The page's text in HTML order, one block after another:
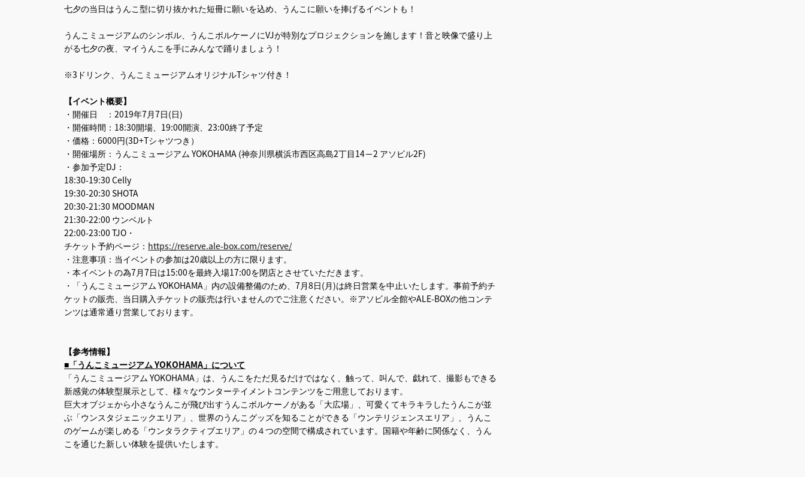
七夕の当日はうんこ型に切り抜かれた短冊に願いを込め、うんこに願いを捧げるイベントも！
うんこミュージアムのシンボル、うんこボルケーノにVJが特別なプロジェクションを施します！音と映像で盛り上
がる七夕の夜、マイうんこを手にみんなで踊りましょう！
※3ドリンク、うんこミュージアムオリジナルTシャツ付き！
【イベント概要】
・開催日 ：2019年7月7日(日)
・開催時間：18:30開場、19:00開演、23:00終了予定
・価格：6000円(3D+Tシャツつき）
・開催場所：うんこミュージアム YOKOHAMA (神奈川県横浜市西区高島2丁目14−2 アソビル2F)
・​参加予定DJ：
18:30-19:30 Celly
19:30-20:30 SHOTA
20:30-21:30 MOODMAN
21:30-22:00 ウンベルト
22:00-23:00 TJO・
チケット予約ページ： https://reserve.ale-box.com/reserve/
・注意事項：当イベントの参加は20歳以上の方に限ります。
・本イベントの為7月7日は15:00を最終入場17:00を閉店とさせていただきます。
・「うんこミュージアム YOKOHAMA」内の設備整備のため、7月8日(月)は終日営業を中止いたします。事前予約チ
ケットの販売、当日購入チケットの販売は行いませんのでご注意ください。※アソビル全館やALE-BOXの他コンテ
ンツは通常通り営業しております。
【参考情報】
■「うんこミュージアム YOKOHAMA」について
「うんこミュージアム YOKOHAMA」は、うんこをただ見るだけではなく、触って、叫んで、戯れて、撮影もできる
新感覚の体験型展示として、様々なウンターテイメントコンテンツをご用意しております。
巨大オブジェから小さなうんこが飛び出すうんこボルケーノがある「大広場」、可愛くてキラキラしたうんこが並
ぶ「ウンスタジェニックエリア」、世界のうんこグッズを知ることができる「ウンテリジェンスエリア」、うんこ
のゲームが楽しめる「ウンタラクティブエリア」の４つの空間で構成されています。国籍や年齢に関係なく、うん
こを通じた新しい体験を提供いたします。